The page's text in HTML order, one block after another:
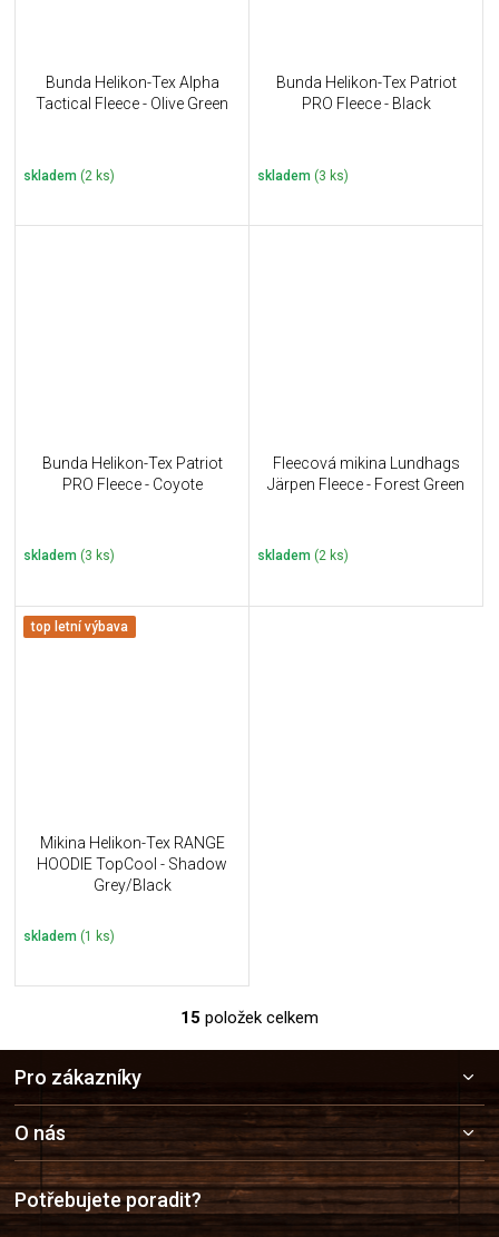
Bunda Helikon-Tex Alpha
Tactical Fleece - Olive Green
skladem (2 ks)
Bunda Helikon-Tex Patriot
PRO Fleece - Black
skladem (3 ks)
Bunda Helikon-Tex Patriot
PRO Fleece - Coyote
skladem (3 ks)
Fleecová mikina Lundhags
Järpen Fleece - Forest Green
skladem (2 ks)
top letní výbava
Mikina Helikon-Tex RANGE
HOODIE TopCool - Shadow
Grey/Black
skladem (1 ks)
O
v
d
a
c
í
p
r
15 položek celkem
a
t
í
Pro zákazníky
O nás
Potřebujete poradit?